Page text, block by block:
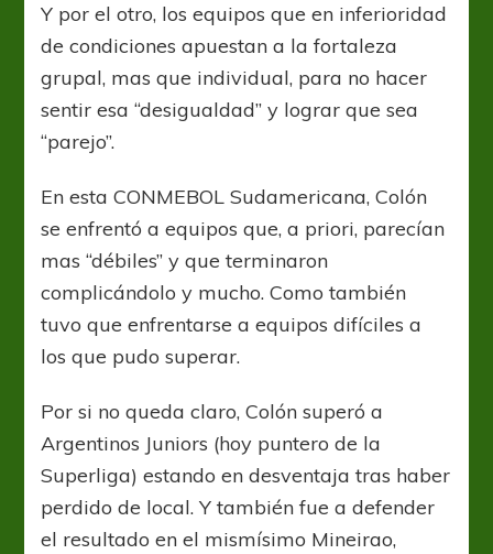
Y por el otro, los equipos que en inferioridad
de condiciones apuestan a la fortaleza
grupal, mas que individual, para no hacer
sentir esa “desigualdad” y lograr que sea
“parejo”.
En esta CONMEBOL Sudamericana, Colón
se enfrentó a equipos que, a priori, parecían
mas “débiles” y que terminaron
complicándolo y mucho. Como también
tuvo que enfrentarse a equipos difíciles a
los que pudo superar.
Por si no queda claro, Colón superó a
Argentinos Juniors (hoy puntero de la
Superliga) estando en desventaja tras haber
perdido de local. Y también fue a defender
el resultado en el mismísimo Mineirao,